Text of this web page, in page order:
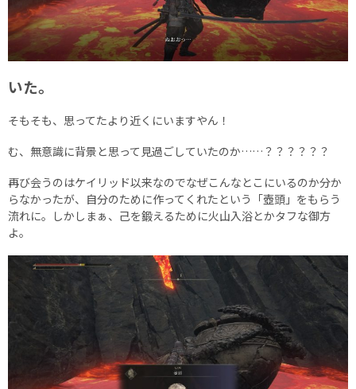
いた。
そもそも、思ってたより近くにいますやん！
む、無意識に背景と思って見過ごしていたのか……？？？？？？
再び会うのはケイリッド以来なのでなぜこんなとこにいるのか分か
らなかったが、自分のために作ってくれたという「壺頭」をもらう
流れに。しかしまぁ、己を鍛えるために火山入浴とかタフな御方
よ。